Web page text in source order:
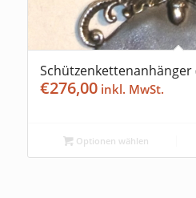
Schützenkettenanhänger
€276,00
Optionen wählen